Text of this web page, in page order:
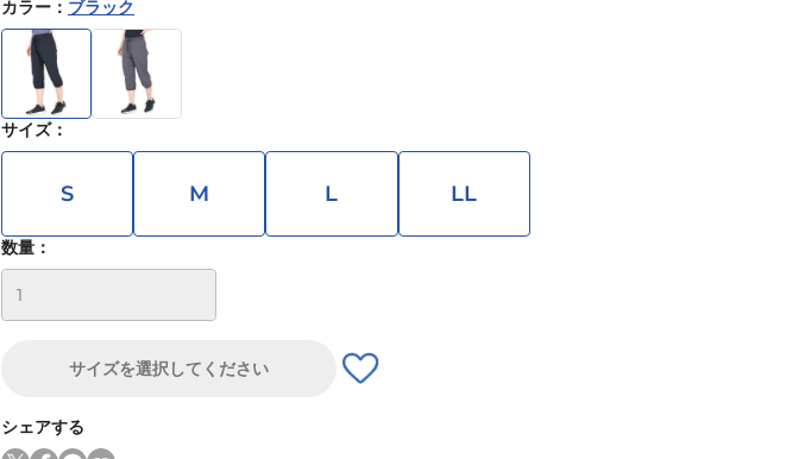
カラー ： ブラック
サイズ：
S M L LL
数量：
サイズを選択してください
シェアする